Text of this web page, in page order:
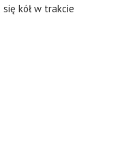
kół w trakcie